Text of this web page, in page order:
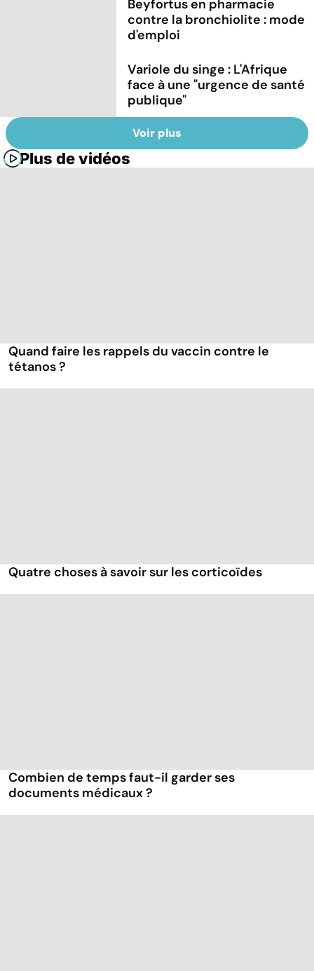
Beyfortus en pharmacie
contre la bronchiolite : mode
d'emploi
Variole du singe : L'Afrique
face à une "urgence de santé
publique"
Voir plus
Plus de vidéos
Quand faire les rappels du vaccin contre le
tétanos ?
Quatre choses à savoir sur les corticoïdes
Combien de temps faut-il garder ses
documents médicaux ?